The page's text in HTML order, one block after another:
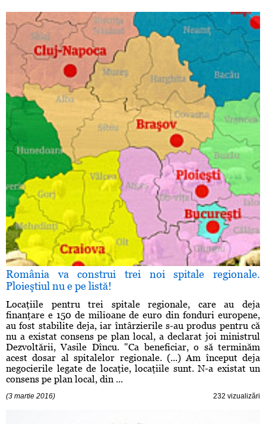
România va construi trei noi spitale regionale.
Ploieştiul nu e pe listă!
Locaţiile pentru trei spitale regionale, care au deja
finanţare e 150 de milioane de euro din fonduri europene,
au fost stabilite deja, iar întârzierile s-au produs pentru că
nu a existat consens pe plan local, a declarat joi ministrul
Dezvoltării, Vasile Dîncu. "Ca beneficiar, o să terminăm
acest dosar al spitalelor regionale. (...) Am început deja
negocierile legate de locaţie, locaţiile sunt. N-a existat un
consens pe plan local, din ...
(3 martie 2016) 232 vizualizări